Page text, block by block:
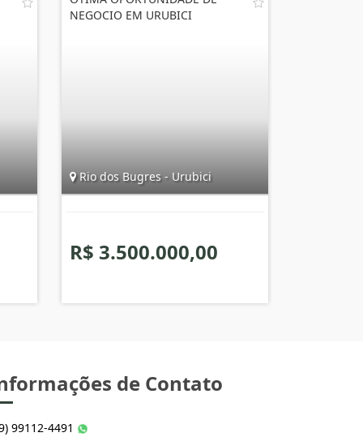
NEGOCIO EM URUBICI
Rio dos Bugres - Urubici
R$ 3.500.000,00
de Contato
99112-4491